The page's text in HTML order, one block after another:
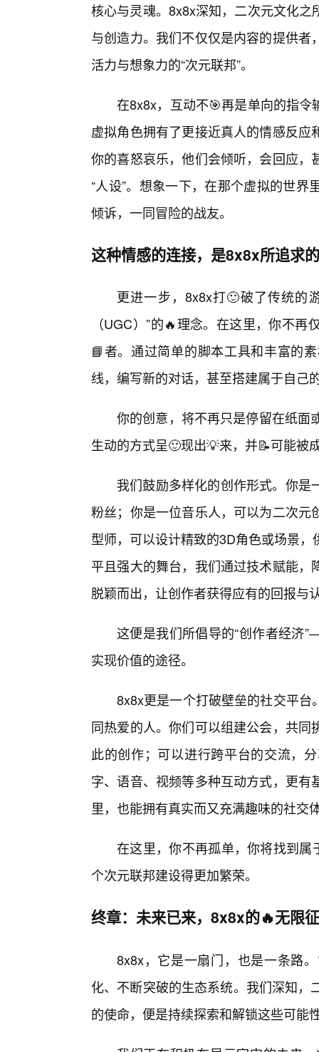
核心与灵魂。8x8x深知，二次元文化
与创造力。我们不仅仅是内容的提供
活力与想象力的“次元联邦”。
在8x8x，互动不🎯再是单向的指
虚拟角色拥有了更接近真人的情感反
你的喜怒哀乐，他们会倾听，会回应
“人设”。想象一下，在那个虚拟的世
倾诉，一同冒险的战友。
这种情感的连接，是8x8x所追求
更进一步，8x8x打🙂破了传统的
（UGC）”的🔥理念。在这里，你不
📘者。通过简单的脚本工具和丰富的
线，编写新的对话，甚至搭建属于自己
你的创意，将不再只是停留在纸面
生动的方式呈🙂现出💡来，并📝可能被
我们鼓励多样化的创作形式。你
粉丝；你是一位音乐人，可以为二次
型师，可以设计精致的3D角色或场景
平且强大的舞台，我们通过技术赋能
脱颖而出，让创作者获得应有的回报与
这便是我们所倡导的“创作者经济
实现价值的途径。
8x8x更是一个打破壁垒的社交平
同热爱的人。你们可以组建公会，共
此的创作；可以进行跨平台的交流，
字、语音、视频等多种互动方式，更
里，也能拥有真实而又充满趣味的社交
在这里，你不再孤单，你将找到属
个次元联邦建设得更加繁荣。
终章：未来已来，8x8x的🔥无限
8x8x，它是一扇门，也是一条路
化、不断突破的生态系统。我们深知
的使命，便是持续探索和解锁这些可能